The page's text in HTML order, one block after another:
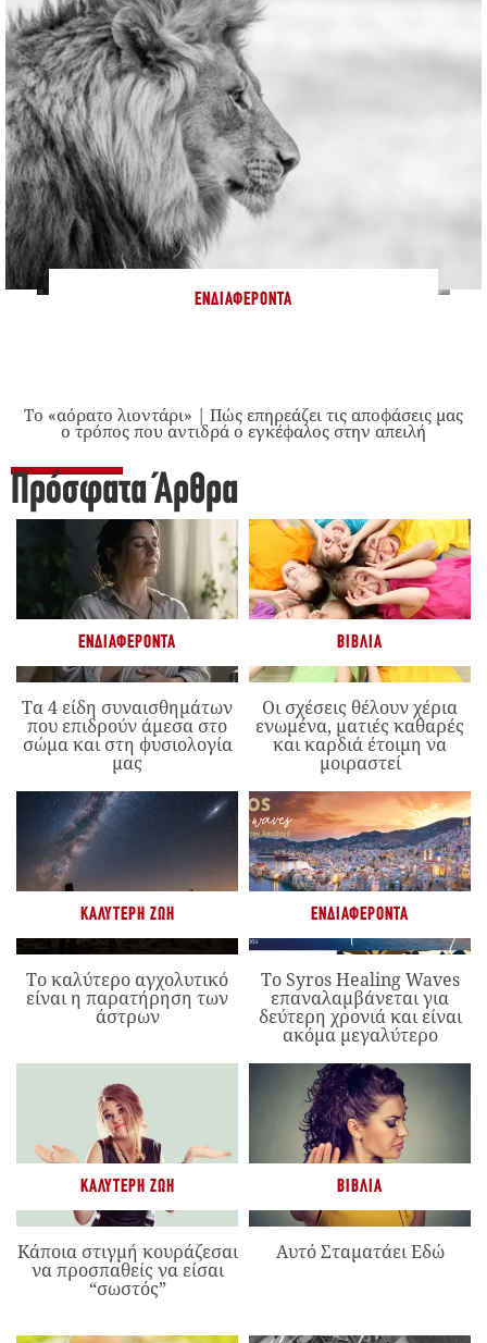
ΕΝΔΙΑΦΈΡΟΝΤΑ
Το «αόρατο λιοντάρι» | Πώς επηρεάζει τις αποφάσεις μας
ο τρόπος που αντιδρά ο εγκέφαλος στην απειλή
Πρόσφατα Άρθρα
ΕΝΔΙΑΦΈΡΟΝΤΑ
Τα 4 είδη συναισθημάτων
που επιδρούν άμεσα στο
σώμα και στη φυσιολογία
μας
ΒΙΒΛΊΑ
Οι σχέσεις θέλουν χέρια
ενωμένα, ματιές καθαρές
και καρδιά έτοιμη να
μοιραστεί
ΚΑΛΎΤΕΡΗ ΖΩΉ
Το καλύτερο αγχολυτικό
είναι η παρατήρηση των
άστρων
ΕΝΔΙΑΦΈΡΟΝΤΑ
Το Syros Healing Waves
επαναλαμβάνεται για
δεύτερη χρονιά και είναι
ακόμα μεγαλύτερο
ΚΑΛΎΤΕΡΗ ΖΩΉ
Κάποια στιγμή κουράζεσαι
να προσπαθείς να είσαι
“σωστός”
ΒΙΒΛΊΑ
Αυτό Σταματάει Εδώ